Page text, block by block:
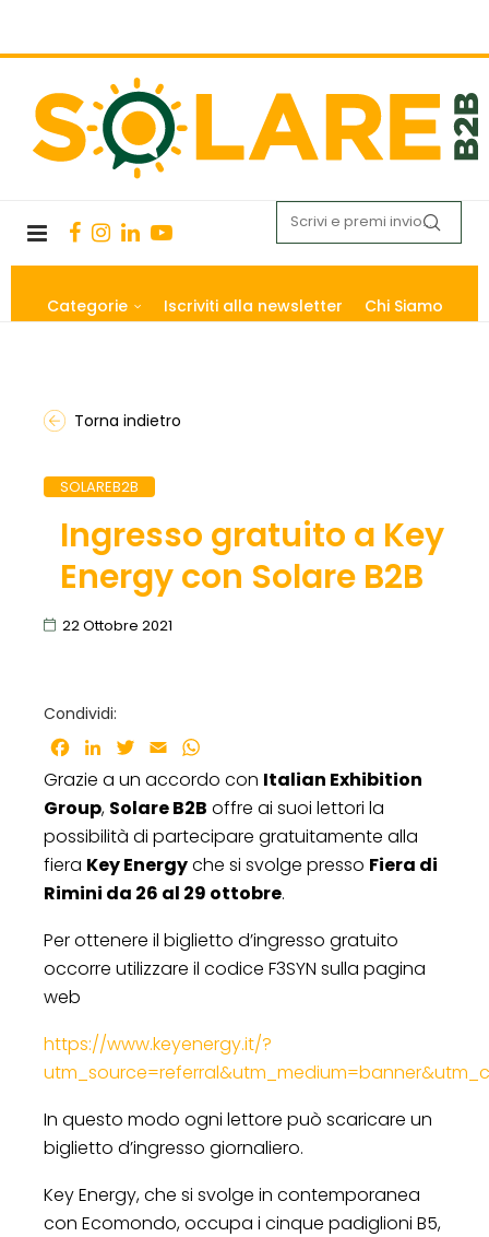
Categorie Iscriviti alla newsletter Chi Siamo
Torna indietro
SOLAREB2B
Ingresso gratuito a Key
Energy con Solare B2B
22 Ottobre 2021
Condividi:
Facebook
LinkedInTwitter
Email
Grazie a un accordo con Italian Exhibition
Group, Solare B2B offre ai suoi lettori la
possibilità di partecipare gratuitamente alla
fiera Key Energyche si svolge presso Fiera di
Rimini da 26 al 29 ottobre.
Per ottenere il biglietto d’ingresso gratuito
occorre utilizzare il codice F3SYN sulla pagina
web
https://www.keyenergy.it/?
In questo modo ogni lettore può scaricare un
biglietto d’ingresso giornaliero.
Key Energy, che si svolge in contemporanea
con Ecomondo, occupa i cinque padiglioni B5,